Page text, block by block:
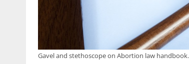
Gavel and stethoscope on Abortion law handbook.